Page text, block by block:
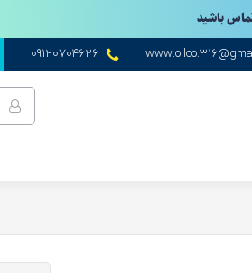
باشید
09120704626